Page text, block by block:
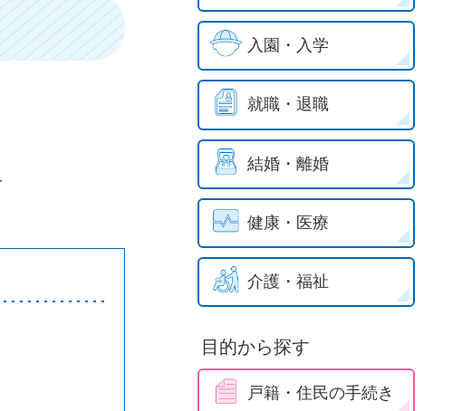
入園・入学
就職・退職
結婚・離婚
健康・医療
介護・福祉
目的から探す
戸籍・住民の手続き